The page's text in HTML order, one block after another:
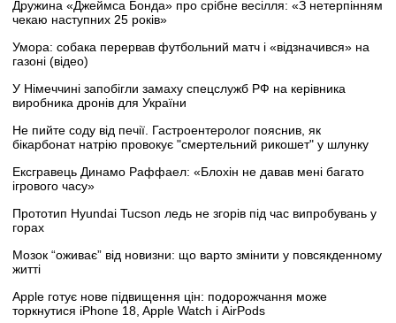
Дружина «Джеймса Бонда» про срібне весілля: «З нетерпінням
чекаю наступних 25 років»
Умора: собака перервав футбольний матч і «відзначився» на
газоні (відео)
У Німеччині запобігли замаху спецслужб РФ на керівника
виробника дронів для України
Не пийте соду від печії. Гастроентеролог пояснив, як
бікарбонат натрію провокує "смертельний рикошет" у шлунку
Ексгравець Динамо Раффаел: «Блохін не давав мені багато
ігрового часу»
Прототип Hyundai Tucson ледь не згорів під час випробувань у
горах
Мозок “оживає” від новизни: що варто змінити у повсякденному
житті
Apple готує нове підвищення цін: подорожчання може
торкнутися iPhone 18, Apple Watch і AirPods